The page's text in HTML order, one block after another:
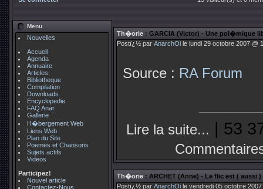
Menu
Nouvelles
Accueil
Agenda
Annuaire
Articles
Bibliotheque
Compilation
Downloads
Encyclopedie
FAQ Anar
Gallerie
H�bergement Web
Liens Web
Plan du Site
Poemes et Chansons
Sujets actifs
Videos
Participez!
Nouvel article
Contactez-Nous
Th�orie : GARCIA (Victor) - Une pol�mique
Postï¿½ par AnarchOi le lundi 29 octobre 2007 @
Source : RA Forum
Lire la suite... | 53
Th�orie : ARCHET (Anne) - Le flic est ( aussi
Postï¿½ par AnarchOi le vendredi 05 octobre